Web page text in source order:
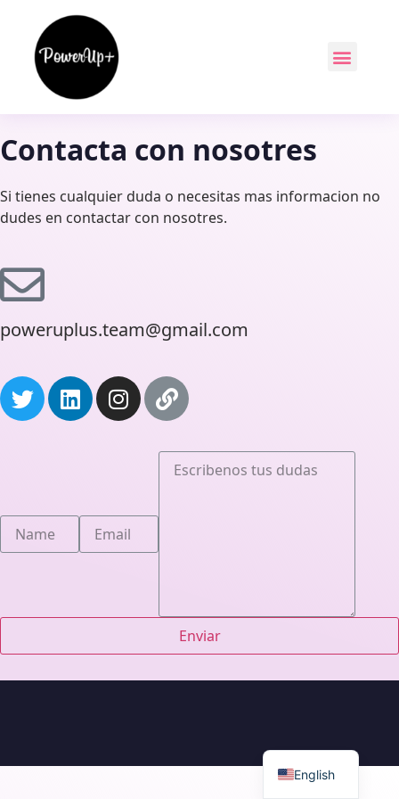
Contacta con nosotres
Si tienes cualquier duda o necesitas mas informacion no
dudes en contactar con nosotres.
poweruplus.team@gmail.com
Enviar
English